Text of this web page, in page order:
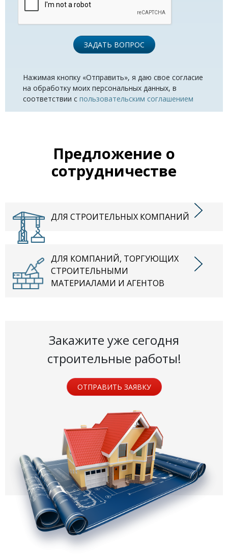
ЗАДАТЬ ВОПРОС
Нажимая кнопку «Отправить», я даю свое согласие
на обработку моих персональных данных, в
соответствии с пользовательским соглашением
Предложение о
сотрудничестве
ДЛЯ СТРОИТЕЛЬНЫХ КОМПАНИЙ
ДЛЯ КОМПАНИЙ, ТОРГУЮЩИХ
СТРОИТЕЛЬНЫМИ
МАТЕРИАЛАМИ И АГЕНТОВ
Закажите уже сегодня
строительные работы!
ОТПРАВИТЬ ЗАЯВКУ